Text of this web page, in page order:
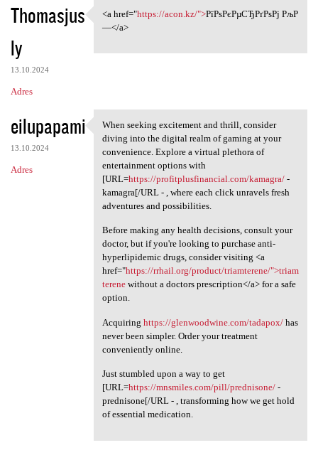
Thomasjus
ly
13.10.2024
Adres
<a href="https://acon.kz/"
<a href="https://acon.kz/">РїРѕРєРµСЂРґРѕРј РљР
—</a>
eilupapami
13.10.2024
Adres
When seeking excitement and
When seeking excitement and thrill, consider
diving into the digital realm of gaming at your
convenience. Explore a virtual plethora of
entertainment options with
[URL=https://profitplusfinancial.com/kamagra/-
kamagra[/URL - , where each click unravels fresh
adventures and possibilities.
Before making any health decisions, consult your
doctor, but if you're looking to purchase anti-
hyperlipidemic drugs, consider visiting <a
href="https://rrhail.org/product/triamterene/">triam
terenewithout a doctors prescription</a> for a safe
option.
Acquiring https://glenwoodwine.com/tadapox/has
never been simpler. Order your treatment
conveniently online.
Just stumbled upon a way to get
[URL=https://mnsmiles.com/pill/prednisone/-
prednisone[/URL - , transforming how we get hold
of essential medication.